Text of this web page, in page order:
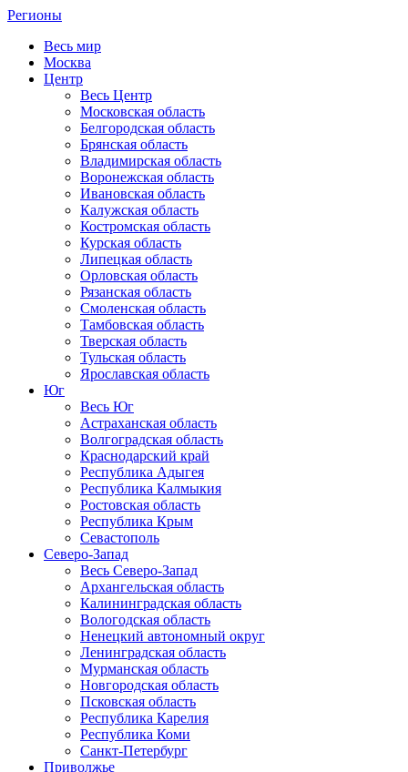
Регионы
Весь мир
Москва
Центр
Весь Центр
Московская область
Белгородская область
Брянская область
Владимирская область
Воронежская область
Ивановская область
Калужская область
Костромская область
Курская область
Липецкая область
Орловская область
Рязанская область
Смоленская область
Тамбовская область
Тверская область
Тульская область
Ярославская область
Юг
Весь Юг
Астраханская область
Волгоградская область
Краснодарский край
Республика Адыгея
Республика Калмыкия
Ростовская область
Республика Крым
Севастополь
Северо-Запад
Весь Северо-Запад
Архангельская область
Калининградская область
Вологодская область
Ненецкий автономный округ
Ленинградская область
Мурманская область
Новгородская область
Псковская область
Республика Карелия
Республика Коми
Санкт-Петербург
Приволжье